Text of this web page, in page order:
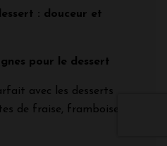
: douceur et
pour le dessert
avec les desserts
de fraise, framboise,